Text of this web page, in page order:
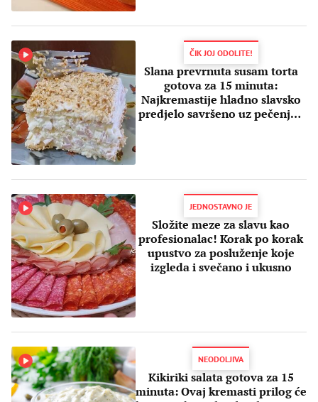
ČIK JOJ ODOLITE!
Slana prevrnuta susam torta
gotova za 15 minuta:
Najkremastije hladno slavsko
predjelo savršeno uz pečenje i
JEDNOSTAVNO JE
Složite meze za slavu kao
profesionalac! Korak po korak
upustvo za posluženje koje
izgleda i svečano i ukusno
NEODOLJIVA
Kikiriki salata gotova za 15
minuta: Ovaj kremasti prilog će